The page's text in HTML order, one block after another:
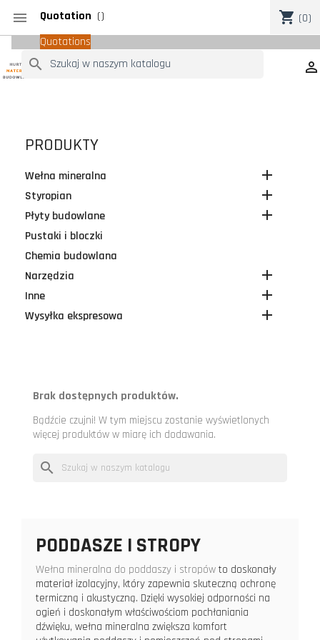
 shopping_cart (0)
Quotation ()
Quotations

search
PRODUKTY
Wełna mineralna 
Styropian 
Płyty budowlane 
Pustaki i bloczki
Chemia budowlana
Narzędzia

Inne 
Wysyłka ekspresowa 
Brak dostępnych produktów.
Bądźcie czujni! W tym miejscu zostanie wyświetlonych
więcej produktów w miarę ich dodawania.
search
PODDASZE I STROPY
Wełna mineralna do poddaszy i stropów to doskonały
materiał izolacyjny, który zapewnia skuteczną ochronę
termiczną i akustyczną. Dzięki wysokiej odporności na
ogień i doskonałym właściwościom pochłaniania
dźwięku, wełna mineralna zwiększa komfort